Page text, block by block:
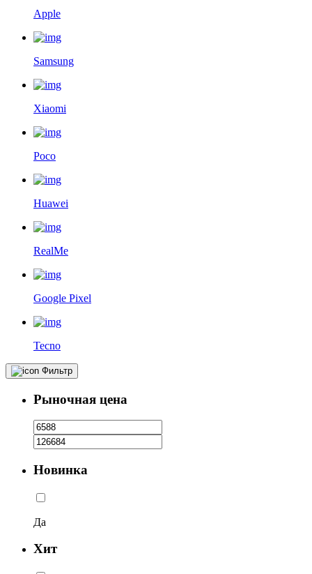
Apple
Samsung
Xiaomi
Poco
Huawei
RealMe
Google Pixel
Tecno
Фильтр
Рыночная цена
Новинка
Да
Хит